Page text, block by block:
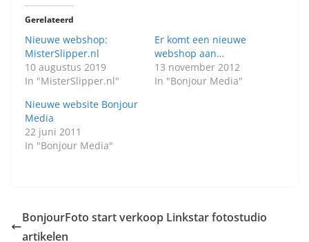
Gerelateerd
Nieuwe webshop:
MisterSlipper.nl
10 augustus 2019
In "MisterSlipper.nl"
Er komt een nieuwe
webshop aan…
13 november 2012
In "Bonjour Media"
Nieuwe website Bonjour
Media
22 juni 2011
In "Bonjour Media"
BonjourFoto start verkoop Linkstar fotostudio
artikelen